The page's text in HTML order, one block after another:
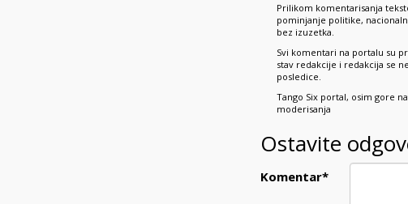
Prilikom komentarisanja
pominjanje politike,
bez izuzetka.
Svi komentari na portalu su
stav redakcije i redakcija se
posledice.
Tango Six portal, osim gore
moderisanja
Ostavite
Komentar*